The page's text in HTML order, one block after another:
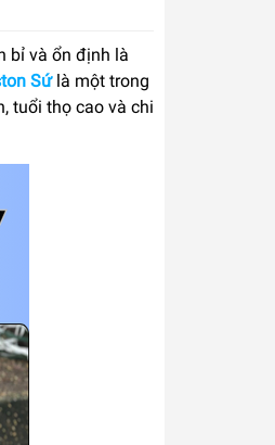
bỉ và ổn định là
Sứ là một trong
tuổi thọ cao và chi